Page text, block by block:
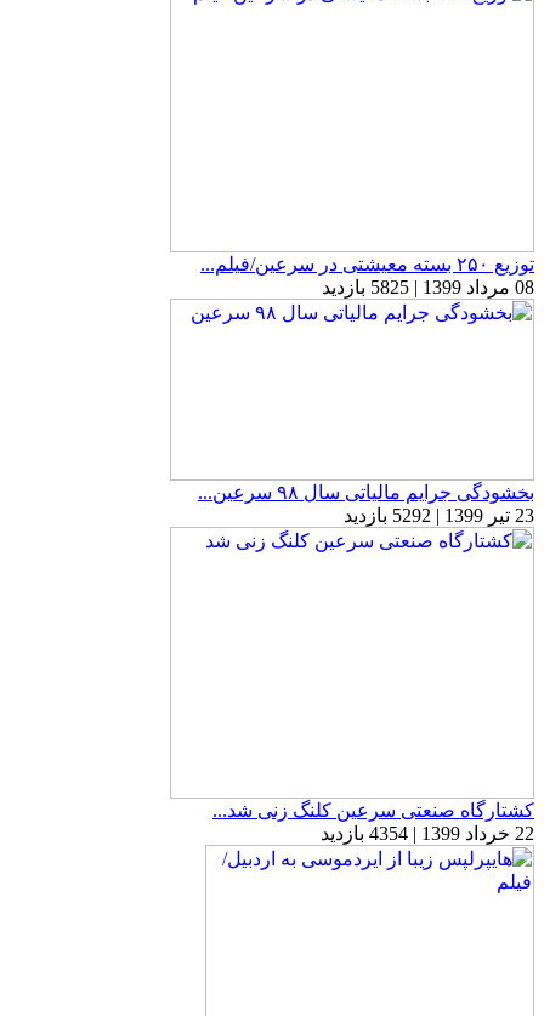
توزیع ۲۵۰ بسته معیشتی در سرعین/فیلم...
08 مرداد 1399 | 5825 بازدید
بخشودگی جرایم مالیاتی سال ۹۸ سرعین...
23 تیر 1399 | 5292 بازدید
کشتارگاه صنعتی سرعین کلنگ زنی شد...
22 خرداد 1399 | 4354 بازدید